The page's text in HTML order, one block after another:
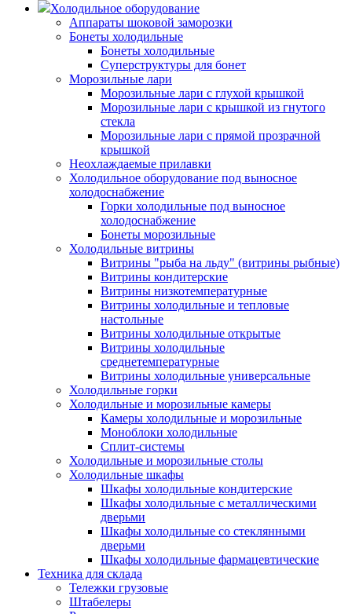
Холодильное оборудование
Аппараты шоковой заморозки
Бонеты холодильные
Бонеты холодильные
Суперструктуры для бонет
Морозильные лари
Морозильные лари с глухой крышкой
Морозильные лари с крышкой из гнутого
стекла
Морозильные лари с прямой прозрачной
крышкой
Неохлаждаемые прилавки
Холодильное оборудование под выносное
холодоснабжение
Горки холодильные под выносное
холодоснабжение
Бонеты морозильные
Холодильные витрины
Витрины "рыба на льду" (витрины рыбные)
Витрины кондитерские
Витрины низкотемпературные
Витрины холодильные и тепловые
настольные
Витрины холодильные открытые
Витрины холодильные
среднетемпературные
Витрины холодильные универсальные
Холодильные горки
Холодильные и морозильные камеры
Камеры холодильные и морозильные
Моноблоки холодильные
Сплит-системы
Холодильные и морозильные столы
Холодильные шкафы
Шкафы холодильные кондитерские
Шкафы холодильные с металлическими
дверьми
Шкафы холодильные со стеклянными
дверьми
Шкафы холодильные фармацевтические
Техника для склада
Тележки грузовые
Штабелеры